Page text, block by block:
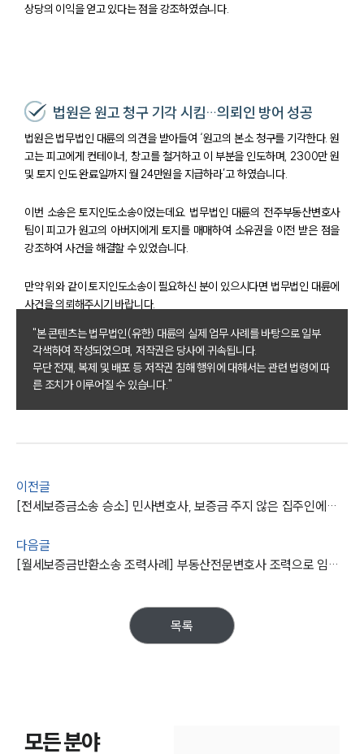
법률지식인
고객후기
업무분야
건설부 업무
전체
구성원 소개
소식/자료
언론보도
대륜법률상담예약
상당의 이익을 얻고 있다는 점을 강조하였습니다.
법원은 원고 청구 기각 시킴…의뢰인 방어 성공
법원은 법무법인 대륜의 의견을 받아들여 ‘원고의 본소 청구를 기각한다. 원
고는 피고에게 컨테이너, 창고를 철거하고 이 부분을 인도하며, 2300만 원
및 토지 인도 완료일까지 월 24만원을 지급하라’고 하였습니다.
이번 소송은 토지인도소송이었는데요. 법무법인 대륜의 전주부동산변호사
팀이 피고가 원고의 아버지에게 토지를 매매하여 소유권을 이전 받은 점을
강조하여 사건을 해결할 수 있었습니다.
만약 위와 같이 토지인도소송이 필요하신 분이 있으시다면 법무법인 대륜에
사건을 의뢰해주시기 바랍니다.
"본 콘텐츠는 법무법인(유한) 대륜의 실제 업무 사례를 바탕으로 일부
각색하여 작성되었으며, 저작권은 당사에 귀속됩니다.
무단 전재, 복제 및 배포 등 저작권 침해 행위에 대해서는 관련 법령에 따
른 조치가 이루어질 수 있습니다."
이전글
[전세보증금소송 승소] 민사변호사, 보증금 주지 않은 집주인에게 지급판결 받아내
다음글
[월세보증금반환소송 조력사례] 부동산전문변호사 조력으로 임대차보증금 전액 돌려받은 의뢰인
목록
모든 분야